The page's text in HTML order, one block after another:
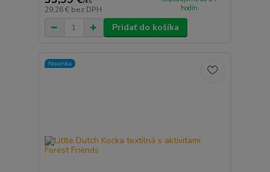
29,26 € bez DPH
hodín
Pridať do košíka
Novinka